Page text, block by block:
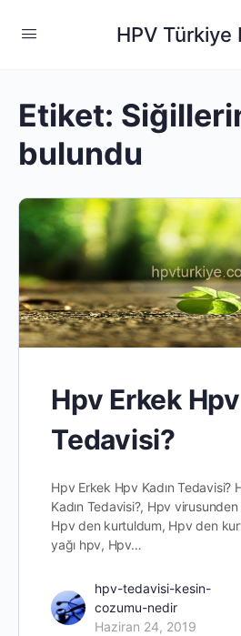
HPV Türkiye
Etiket:
bulundu
Hpv Erkek
Tedavisi?
Hpv Erkek Hpv Kadın Tedavisi?
Kadın Tedavisi?, Hpv
Hpv den kurtuldum, Hpv den
yağı hpv, Hpv…
hpv-tedavisi-kesin-
cozumu-nedir
Haziran 24, 2019